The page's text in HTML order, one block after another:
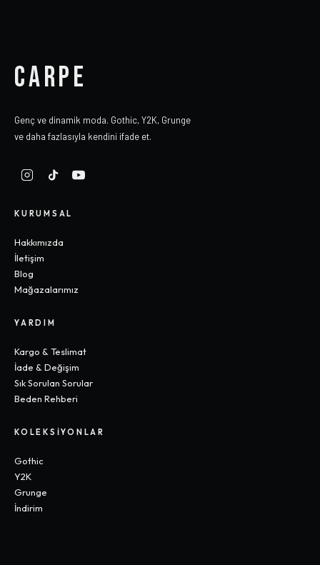
CARPE
Genç ve dinamik moda. Gothic, Y2K, Grunge
ve daha fazlasıyla kendini ifade et.
KURUMSAL
Hakkımızda
İletişim
Blog
Mağazalarımız
YARDIM
Kargo & Teslimat
İade & Değişim
Sık Sorulan Sorular
Beden Rehberi
KOLEKSIYONLAR
Gothic
Y2K
Grunge
İndirim